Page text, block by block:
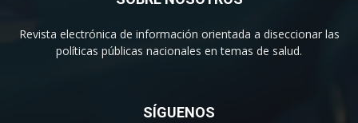
Revista electrónica de información orientada a diseccionar las
políticas públicas nacionales en temas de salud.
SÍGUENOS